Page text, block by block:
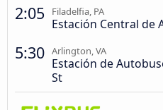
2:05 Filadelfia, PA
Estación Central de
5:30 Arlington, VA
Estación de
St